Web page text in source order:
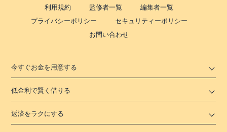
利用規約
監修者一覧
編集者一覧
プライバシーポリシー
セキュリティーポリシー
お問い合わせ
今すぐお金を用意する
低金利で賢く借りる
返済をラクにする